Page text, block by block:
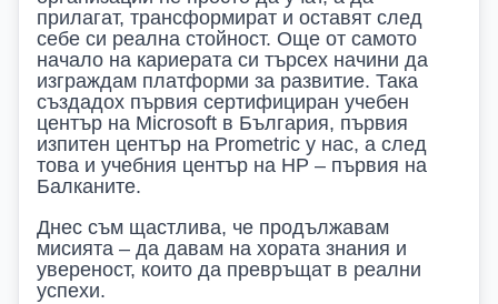
прилагат, трансформират и оставят след
себе си реална стойност. Още от самото
начало на кариерата си търсех начини да
изграждам платформи за развитие. Така
създадох първия сертифициран учебен
център на Microsoft в България, първия
изпитен център на Prometric у нас, а след
това и учебния център на HP – първия на
Балканите.
Днес съм щастлива, че продължавам
мисията – да давам на хората знания и
увереност, които да превръщат в реални
успехи.